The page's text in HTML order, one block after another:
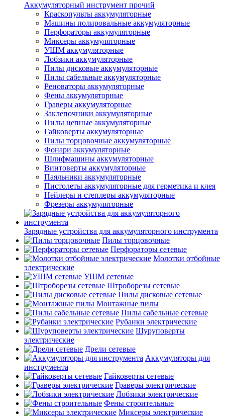
Аккумуляторный инструмент прочий
Краскопульты аккумуляторные
Машины полировальные аккумуляторные
Перфораторы аккумуляторные
Миксеры аккумуляторные
УШМ аккумуляторные
Лобзики аккумуляторные
Пилы дисковые аккумуляторные
Пилы сабельные аккумуляторные
Реноваторы аккумуляторные
Фены аккумуляторные
Граверы аккумуляторные
Заклепочники аккумуляторные
Пилы цепные аккумуляторные
Гайковерты аккумуляторные
Пилы торцовочные аккумуляторные
Фонари аккумуляторные
Шлифмашины аккумуляторные
Винтоверты аккумуляторные
Паяльники аккумуляторные
Пистолеты аккумуляторные для герметика и клея
Нейлеры и степлеры аккумуляторные
Фрезеры аккумуляторные
Зарядные устройства для аккумуляторного инструмента
Пилы торцовочные
Перфораторы сетевые
Молотки отбойные
электрические
УШМ сетевые
Штроборезы сетевые
Пилы дисковые сетевые
Монтажные пилы
Пилы сабельные сетевые
Рубанки электрические
Шуруповерты
электрические
Дрели сетевые
Аккумуляторы для
инструмента
Гайковерты сетевые
Граверы электрические
Лобзики электрические
Фены строительные
Миксеры электрические